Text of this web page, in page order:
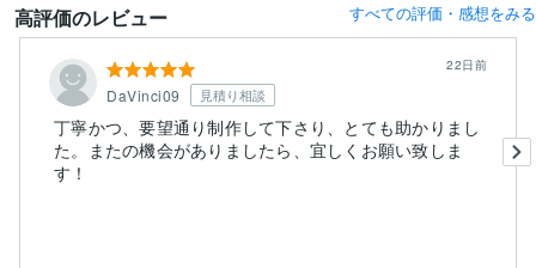
高評価のレビュー すべての評価・感想をみる
DaVinci09 見積り相談
22日前
丁寧かつ、要望通り制作して下さり、とても助かりまし
た。またの機会がありましたら、宜しくお願い致しま
す！